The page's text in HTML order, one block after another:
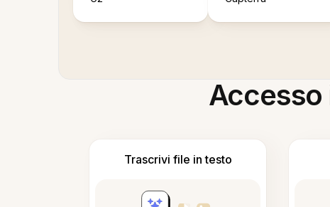
Trascrivi file in testo